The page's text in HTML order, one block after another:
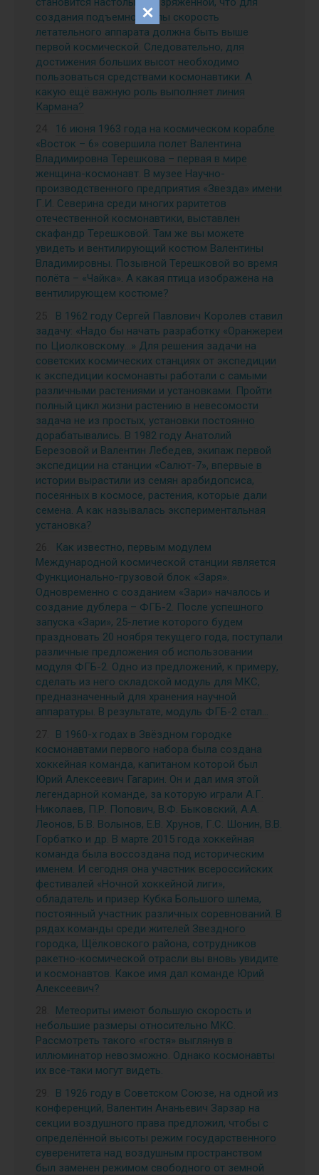
создания подъемной силы скорость
летательного аппарата должна быть выше
первой космической. Следовательно, для
достижения больших высот необходимо
пользоваться средствами космонавтики. А
какую ещё важную роль выполняет линия
Кармана?
16 июня 1963 года на космическом корабле
«Восток – 6» совершила полет Валентина
Владимировна Терешкова – первая в мире
женщина-космонавт. В музее Научно-
производственного предприятия «Звезда» имени
Г.И. Северина среди многих раритетов
отечественной космонавтики, выставлен
скафандр Терешковой. Там же вы можете
увидеть и вентилирующий костюм Валентины
Владимировны. Позывной Терешковой во время
полёта – «Чайка». А какая птица изображена на
вентилирующем костюме?
В 1962 году Сергей Павлович Королев ставил
задачу: «Надо бы начать разработку «Оранжереи
по Циолковскому…» Для решения задачи на
советских космических станциях от экспедиции
к экспедиции космонавты работали с самыми
различными растениями и установками. Пройти
полный цикл жизни растению в невесомости
задача не из простых, установки постоянно
дорабатывались. В 1982 году Анатолий
Березовой и Валентин Лебедев, экипаж первой
экспедиции на станции «Салют-7», впервые в
истории вырастили из семян арабидопсиса,
посеянных в космосе, растения, которые дали
семена. А как называлась экспериментальная
установка?
Как известно, первым модулем
Международной космической станции является
Функционально-грузовой блок «Заря».
Одновременно с созданием «Зари» началось и
создание дублера – ФГБ-2. После успешного
запуска «Зари», 25-летие которого будем
праздновать 20 ноября текущего года, поступали
различные предложения об использовании
модуля ФГБ-2. Одно из предложений, к примеру,
сделать из него складской модуль для МКС,
предназначенный для хранения научной
аппаратуры. В результате, модуль ФГБ-2 стал…
В 1960-х годах в Звёздном городке
космонавтами первого набора была создана
хоккейная команда, капитаном которой был
Юрий Алексеевич Гагарин. Он и дал имя этой
легендарной команде, за которую играли А.Г.
Николаев, П.Р. Попович, В.Ф. Быковский, А.А.
Леонов, Б.В. Волынов, Е.В. Хрунов, Г.С. Шонин, В.В.
Горбатко и др. В марте 2015 года хоккейная
команда была воссоздана под историческим
именем. И сегодня она участник всероссийских
фестивалей «Ночной хоккейной лиги»,
обладатель и призер Кубка Большого шлема,
постоянный участник различных соревнований. В
рядах команды среди жителей Звездного
городка, Щёлковского района, сотрудников
ракетно-космической отрасли вы вновь увидите
и космонавтов. Какое имя дал команде Юрий
Алексеевич?
Метеориты имеют большую скорость и
небольшие размеры относительно МКС.
Рассмотреть такого «гостя» выглянув в
иллюминатор невозможно. Однако космонавты
их все-таки могут видеть.
В 1926 году в Советском Союзе, на одной из
конференций, Валентин Ананьевич Зарзар на
секции воздушного права предложил, чтобы с
определённой высоты режим государственного
суверенитета над воздушным пространством
был заменен режимом свободного от земной